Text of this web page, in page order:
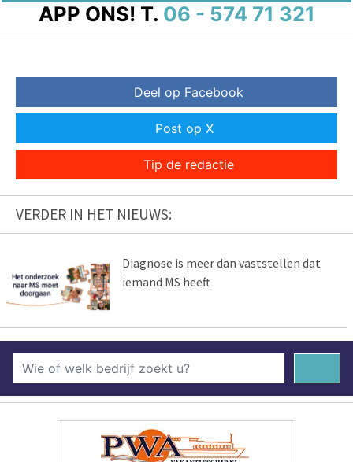
APP ONS! T. 06 - 574 71 321
Deel op Facebook
Post op X
Tip de redactie
VERDER IN HET NIEUWS:
Diagnose is meer dan vaststellen dat
iemand MS heeft